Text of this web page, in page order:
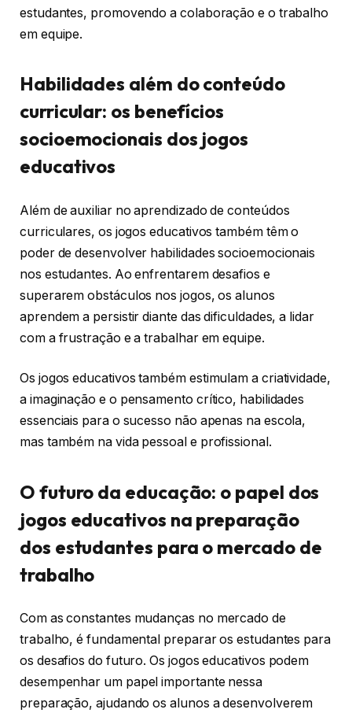
estudantes, promovendo a colaboração e o trabalho
em equipe.
Habilidades além do conteúdo
curricular: os benefícios
socioemocionais dos jogos
educativos
Além de auxiliar no aprendizado de conteúdos
curriculares, os jogos educativos também têm o
poder de desenvolver habilidades socioemocionais
nos estudantes. Ao enfrentarem desafios e
superarem obstáculos nos jogos, os alunos
aprendem a persistir diante das dificuldades, a lidar
com a frustração e a trabalhar em equipe.
Os jogos educativos também estimulam a criatividade,
a imaginação e o pensamento crítico, habilidades
essenciais para o sucesso não apenas na escola,
mas também na vida pessoal e profissional.
O futuro da educação: o papel dos
jogos educativos na preparação
dos estudantes para o mercado de
trabalho
Com as constantes mudanças no mercado de
trabalho, é fundamental preparar os estudantes para
os desafios do futuro. Os jogos educativos podem
desempenhar um papel importante nessa
preparação, ajudando os alunos a desenvolverem